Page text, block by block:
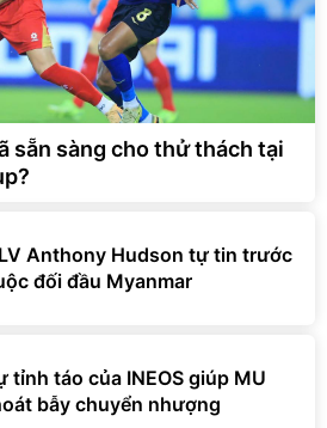
sẵn sàng cho thử thách tại
Anthony Hudson tự tin trước
đối đầu Myanmar
tỉnh táo của INEOS giúp MU
bẫy chuyển nhượng